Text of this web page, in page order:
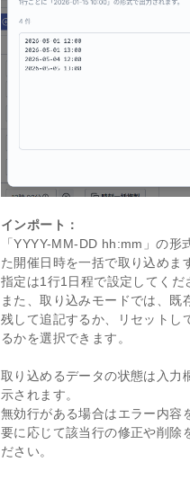
インポート：
「YYYY-MM-DD hh:mm」の形
た開催日時を一括で取り込めま
指定は1行1日程で設定してくだ
また、取り込みモードでは、既
残して追記するか、リセットし
るかを選択できます。
取り込めるデータの状態は入力
示されます。
無効行がある場合はエラー内容
要に応じて該当行の修正や削除
ださい。